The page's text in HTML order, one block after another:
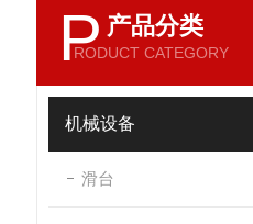
P 产品分类
RODUCT CATEGORY
机械设备
滑台